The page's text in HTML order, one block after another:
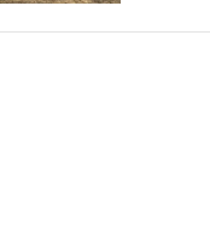
도 잘
간을
활동을